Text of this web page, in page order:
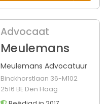
Advocaat
Meulemans
Meulemans Advocatuur
Binckhorstlaan 36-M102
2516 BE Den Haag